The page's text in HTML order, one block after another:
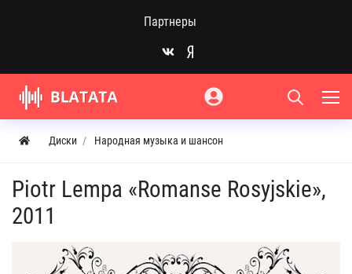
Партнеры
Диски Народная музыка и шансон
Piotr Lempa «Romanse Rosyjskie»,
2011